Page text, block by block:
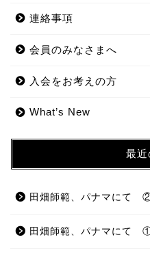
連絡事項
会員のみなさまへ
入会をお考えの方
What’s New
最
田畑師範、パナマにて
田畑師範、パナマにて